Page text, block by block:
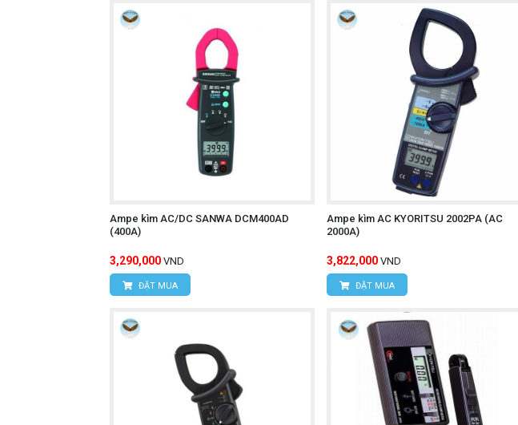
Ampe kìm AC/DC SANWA DCM400AD
(400A)
3,290,000 VND
ĐẶT MUA
Ampe kìm AC KYORITSU 2002PA (AC
2000A)
3,822,000 VND
ĐẶT MUA